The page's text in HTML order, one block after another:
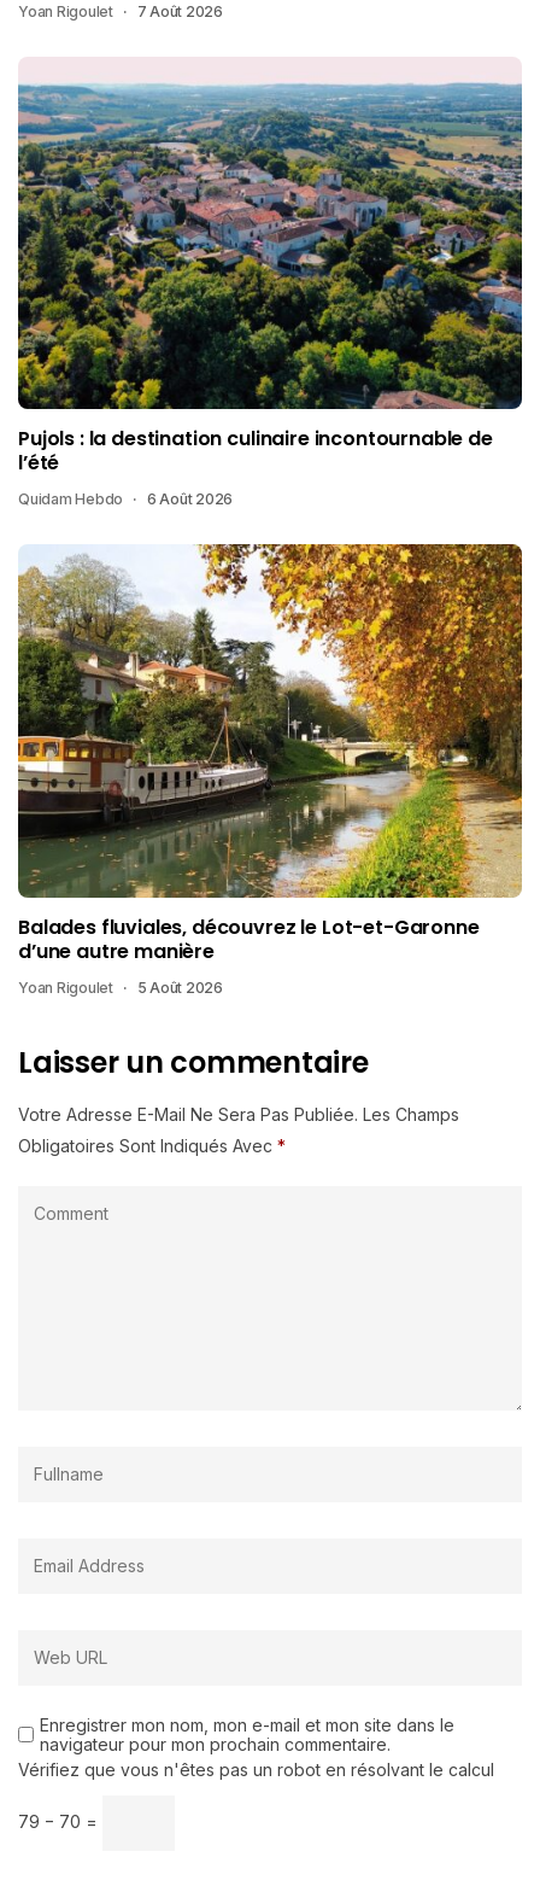
Yoan Rigoulet 7 Août 2026
Pujols : la destination culinaire incontournable de
l’été
Quidam Hebdo 6 Août 2026
Balades fluviales, découvrez le Lot-et-Garonne
d’une autre manière
Yoan Rigoulet 5 Août 2026
Laisser un commentaire
Votre Adresse E-Mail Ne Sera Pas Publiée. Les Champs
Obligatoires Sont Indiqués Avec *
Enregistrer mon nom, mon e-mail et mon site dans le
navigateur pour mon prochain commentaire.
Vérifiez que vous n'êtes pas un robot en résolvant le calcul
79 − 70 =